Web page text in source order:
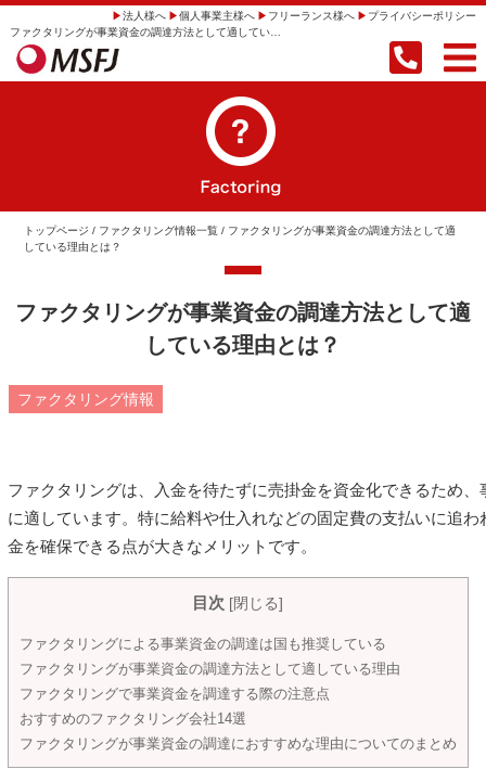
ファクタリングが事業資金の調達方法として適している理由とは？ | 【即日振込】事業者向けファクタリングならMSFJ株式会社
法人様へ 個人事業主様へ フリーランス様へ プライバシーポリシー
トップページ / ファクタリング情報一覧 / ファクタリングが事業資金の調達方法として適
している理由とは？
ファクタリングが事業資金の調達方法として適
している理由とは？
ファクタリング情報
ファクタリングは、入金を待たずに売掛金を資金化できるため
に適しています。特に給料や仕入れなどの固定費の支払いに追
金を確保できる点が大きなメリットです。
目次 [閉じる]
ファクタリングによる事業資金の調達は国も推奨している
ファクタリングが事業資金の調達方法として適している理由
ファクタリングで事業資金を調達する際の注意点
おすすめのファクタリング会社14選
ファクタリングが事業資金の調達におすすめな理由についてのまとめ